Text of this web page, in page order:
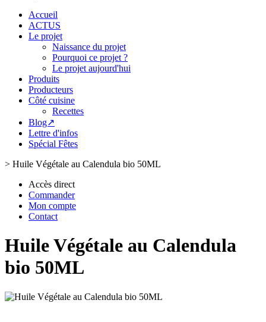
Accueil
ACTUS
Le projet
Naissance du projet
Pourquoi ce projet ?
Le projet aujourd'hui
Produits
Producteurs
Côté cuisine
Recettes
Blog↗
Lettre d'infos
Spécial Fêtes
> Huile Végétale au Calendula bio 50ML
Accès direct
Commander
Mon compte
Contact
Huile Végétale au Calendula
bio 50ML